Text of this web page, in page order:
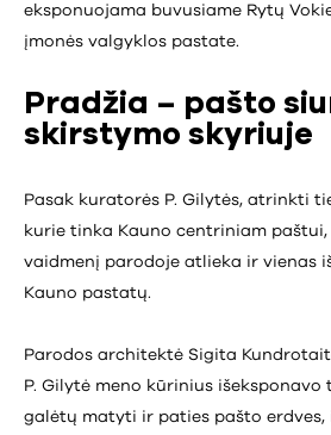
eksponuojama buvusiame Rytų
įmonės valgyklos pastate.
Pradžia – pašto
skirstymo skyriuje
Pasak kuratorės P. Gilytės, atrinkti
kurie tinka Kauno centriniam
vaidmenį parodoje atlieka ir vienas
Kauno pastatų.
Parodos architektė Sigita
P. Gilytė meno kūrinius
galėtų matyti ir paties pašto erdves,